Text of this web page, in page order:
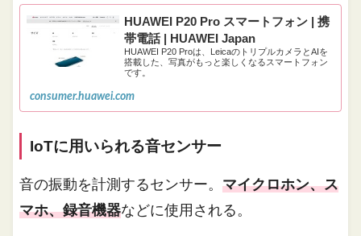
HUAWEI P20 Pro スマートフォン | 携
帯電話 | HUAWEI Japan
HUAWEI P20 Proは、LeicaのトリプルカメラとAIを
搭載した、写真がもっと楽しくなるスマートフォン
です。
consumer.huawei.com
IoTに用いられる音センサー
音の振動を計測するセンサー。マイクロホン、ス
マホ、録音機器などに使用される。